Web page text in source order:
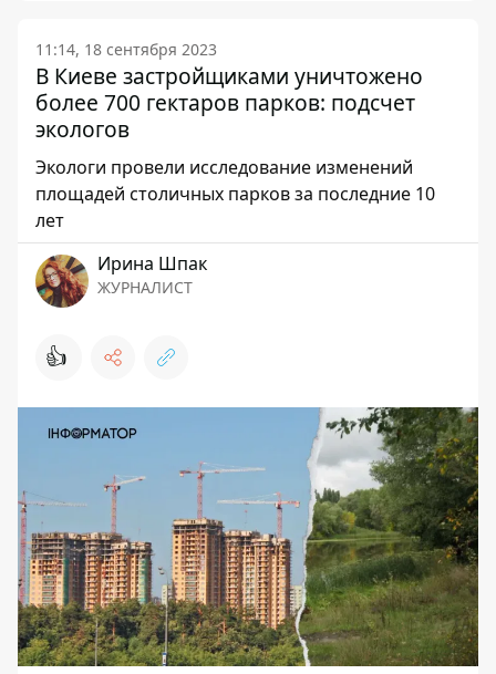
11:14, 18 сентября 2023
В Киеве застройщиками уничтожено
более 700 гектаров парков: подсчет
экологов
Экологи провели исследование изменений
площадей столичных парков за последние 10
лет
Ирина Шпак
ЖУРНАЛИСТ
👍